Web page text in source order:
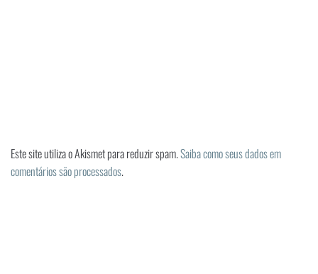
Este site utiliza o Akismet para reduzir spam.Saiba como seus dados em
comentários são processados.